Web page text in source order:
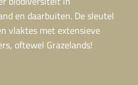
en daarbuiten. De sleutel
vlaktes met extensieve
oftewel Grazelands!